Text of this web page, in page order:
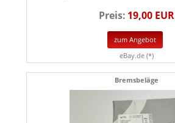
Preis: 19,00 EUR
zum Angebot
eBay.de (*)
Bremsbeläge